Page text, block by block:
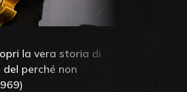
la vera storia di
del perché non